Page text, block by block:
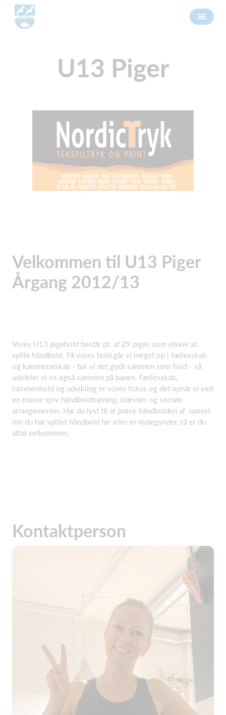
U13 Piger
Velkommen til U13 Piger
Årgang 2012/13
Vores U13 pigehold består pt. af 29 piger, som elsker at
spille håndbold. På vores hold går vi meget op i fællesskab
og kammeratskab - har vi det godt sammen som hold - så
udvikler vi os også sammen på banen. Fællesskab,
sammenhold og udvikling er vores fokus og det opnår vi ved
en masse sjov håndboldtræning, stævner og sociale
arrangementer. Har du lyst til at prøve håndbolden af, uanset
om du har spillet håndbold før eller er nybegynder, så er du
altid velkommen.
Kontaktperson